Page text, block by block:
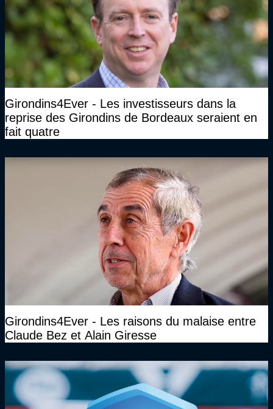
Girondins4Ever - Les investisseurs dans la
reprise des Girondins de Bordeaux seraient en
fait quatre
Girondins4Ever - Les raisons du malaise entre
Claude Bez et Alain Giresse